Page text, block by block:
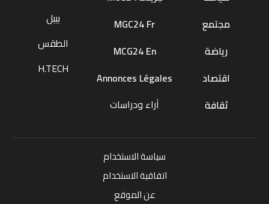
مجتمع
رياضة
اقتصاد
ثقافة
MGC24 Fr
MCG24 En
Annonces Légales
آراء ودراسات
بيبل
الطقس
H.TECH
سياسة الاستخدام
اتفاقية الاستخدام
عن الموقع